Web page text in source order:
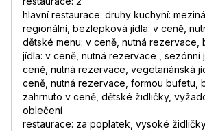
hlavní restaurace: druhy kuchyní:
regionální, bezlepková jídla: v ceně,
dětské menu: v ceně, nutná rezervace,
jídla: v ceně, nutná rezervace , sezónní
ceně, nutná rezervace, vegetariánská
ceně, nutná rezervace, formou bufetu,
zahrnuto v ceně, dětské židličky,
oblečení
restaurace: za poplatek, vysoké